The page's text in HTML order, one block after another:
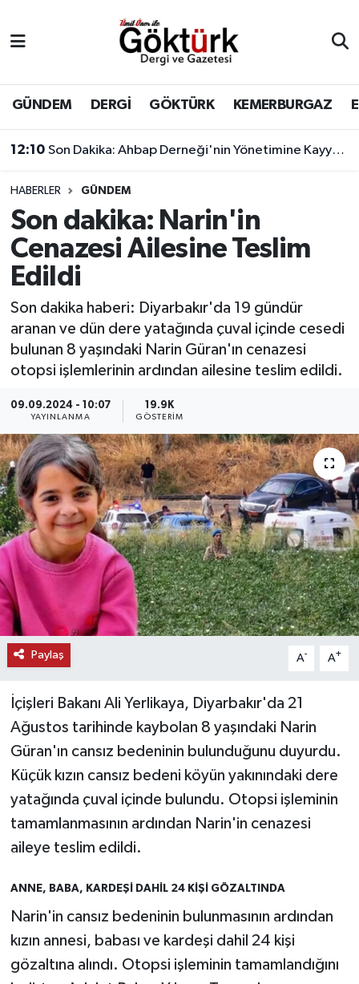
GÜNDEM DERGİ GÖKTÜRK KEMERBURGAZ
12:10 Son Dakika: Ahbap Derneği'nin Yönetimine Kayyum Atandı
HABERLER GÜNDEM
Son dakika: Narin'in
Cenazesi Ailesine Teslim
Edildi
Son dakika haberi: Diyarbakır'da 19 gündür
aranan ve dün dere yatağında çuval içinde cesedi
bulunan 8 yaşındaki Narin Güran'ın cenazesi
otopsi işlemlerinin ardından ailesine teslim edildi.
09.09.2024 - 10:07
YAYINLANMA
19.9K
GÖSTERIM
Paylaş A- A+
İçişleri Bakanı Ali Yerlikaya, Diyarbakır'da 21
Ağustos tarihinde kaybolan 8 yaşındaki Narin
Güran'ın cansız bedeninin bulunduğunu duyurdu.
Küçük kızın cansız bedeni köyün yakınındaki dere
yatağında çuval içinde bulundu. Otopsi işleminin
tamamlanmasının ardından Narin'in cenazesi
aileye teslim edildi.
ANNE, BABA, KARDEŞİ DAHİL 24 KİŞİ GÖZALTINDA
Narin'in cansız bedeninin bulunmasının ardından
kızın annesi, babası ve kardeşi dahil 24 kişi
gözaltına alındı. Otopsi işleminin tamamlandığını
BİLİM
DERGİ
DÜNYA
EĞİTİM
EKONOMİ
GÖKTÜRK
GÜNDEM
MAGAZİN
ÖZEL HABER
SAĞLIK
SPOR
TEKNOLOJİ
Eyüpsultan Hava Durumu
Eyüpsultan Trafik Yoğunluk Haritası
Süper Lig Puan Durumu ve Fikstür
Tüm Manşetler
Son Dakika Haberleri
Haber Arşivi